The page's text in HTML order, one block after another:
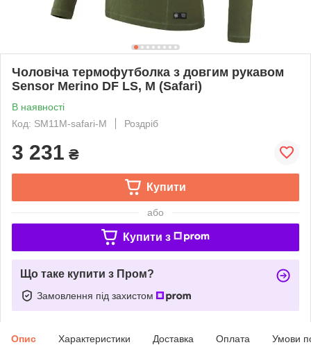
Чоловіча термофутболка з довгим рукавом
Sensor Merino DF LS, M (Safari)
В наявності
Код: SM11M-safari-M
Роздріб
3 231 ₴
Купити
або
Купити з
Що таке купити з Пром?
Замовлення під захистом
Опис Характеристики Доставка Оплата Умови